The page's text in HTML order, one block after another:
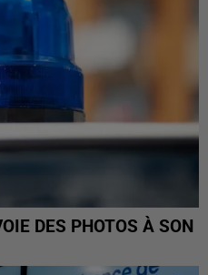
DES PHOTOS À SON